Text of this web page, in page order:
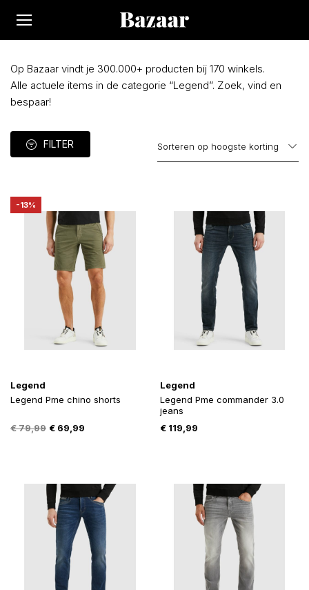
Op Bazaar vindt je 300.000+ producten bij 170 winkels.
Alle actuele items in de categorie “Legend”. Zoek, vind en
bespaar!
FILTER
-13%
Legend
Legend Pme chino shorts
€79,99 Oorspronkelijke
€ 69,99
Legend
Legend Pme commander 3.0
jeans
€119,99